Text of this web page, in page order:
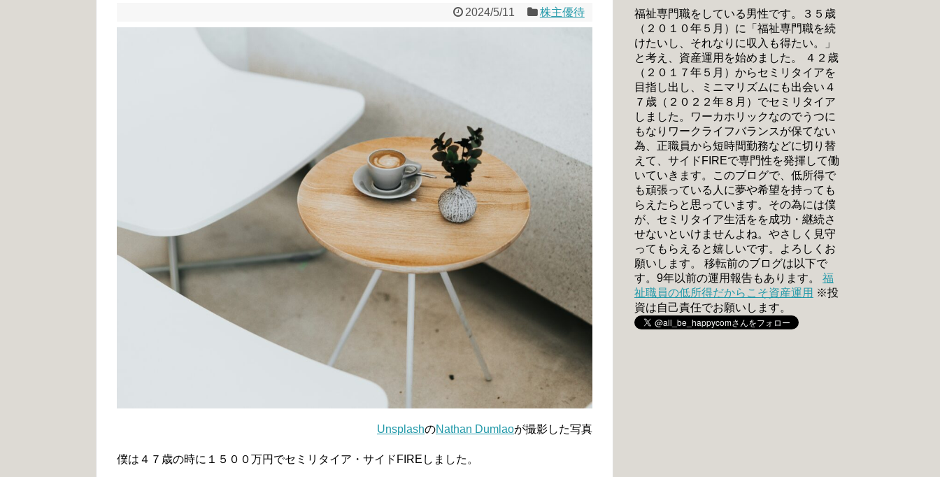
2024/5/11 株主優待
UnsplashのNathan Dumlaoが撮影した写真
僕は４７歳の時に１５００万円でセミリタイア・サイドFIREしました。
福祉専門職をしている男性です。３５歳
（２０１０年５月）に「福祉専門職を続
けたいし、それなりに収入も得たい。」
と考え、資産運用を始めました。 ４２歳
（２０１７年５月）からセミリタイアを
目指し出し、ミニマリズムにも出会い４
７歳（２０２２年８月）でセミリタイア
しました。ワーカホリックなのでうつに
もなりワークライフバランスが保てない
為、正職員から短時間勤務などに切り替
えて、サイドFIREで専門性を発揮して働
いていきます。このブログで、低所得で
も頑張っている人に夢や希望を持っても
らえたらと思っています。その為には僕
が、セミリタイア生活をを成功・継続さ
せないといけませんよね。やさしく見守
ってもらえると嬉しいです。よろしくお
願いします。 移転前のブログは以下で
す。9年以前の運用報告もあります。 福
祉職員の低所得だからこそ資産運用 ※投
資は自己責任でお願いします。